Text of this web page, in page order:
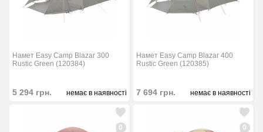
Намет Easy Camp Blazar 300
Rustic Green (120384)
5 294 грн. немає в наявності
Намет Easy Camp Blazar 400
Rustic Green (120385)
7 694 грн. немає в наявності
0 0